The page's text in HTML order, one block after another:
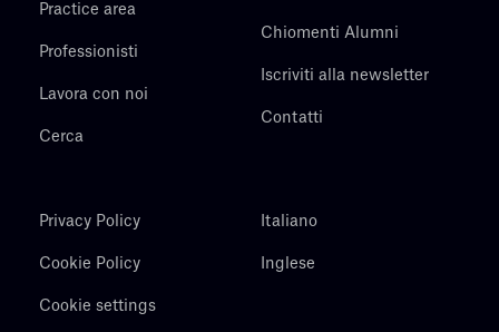
Practice area
Professionisti
Lavora con noi
Cerca
Chiomenti Alumni
Iscriviti alla newsletter
Contatti
Privacy Policy
Cookie Policy
Cookie settings
Italiano
Inglese